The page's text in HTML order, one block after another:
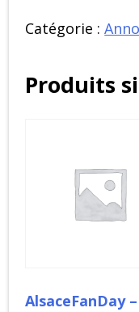
-
vidéo
Catégorie :
Produits
AlsaceFanDay –